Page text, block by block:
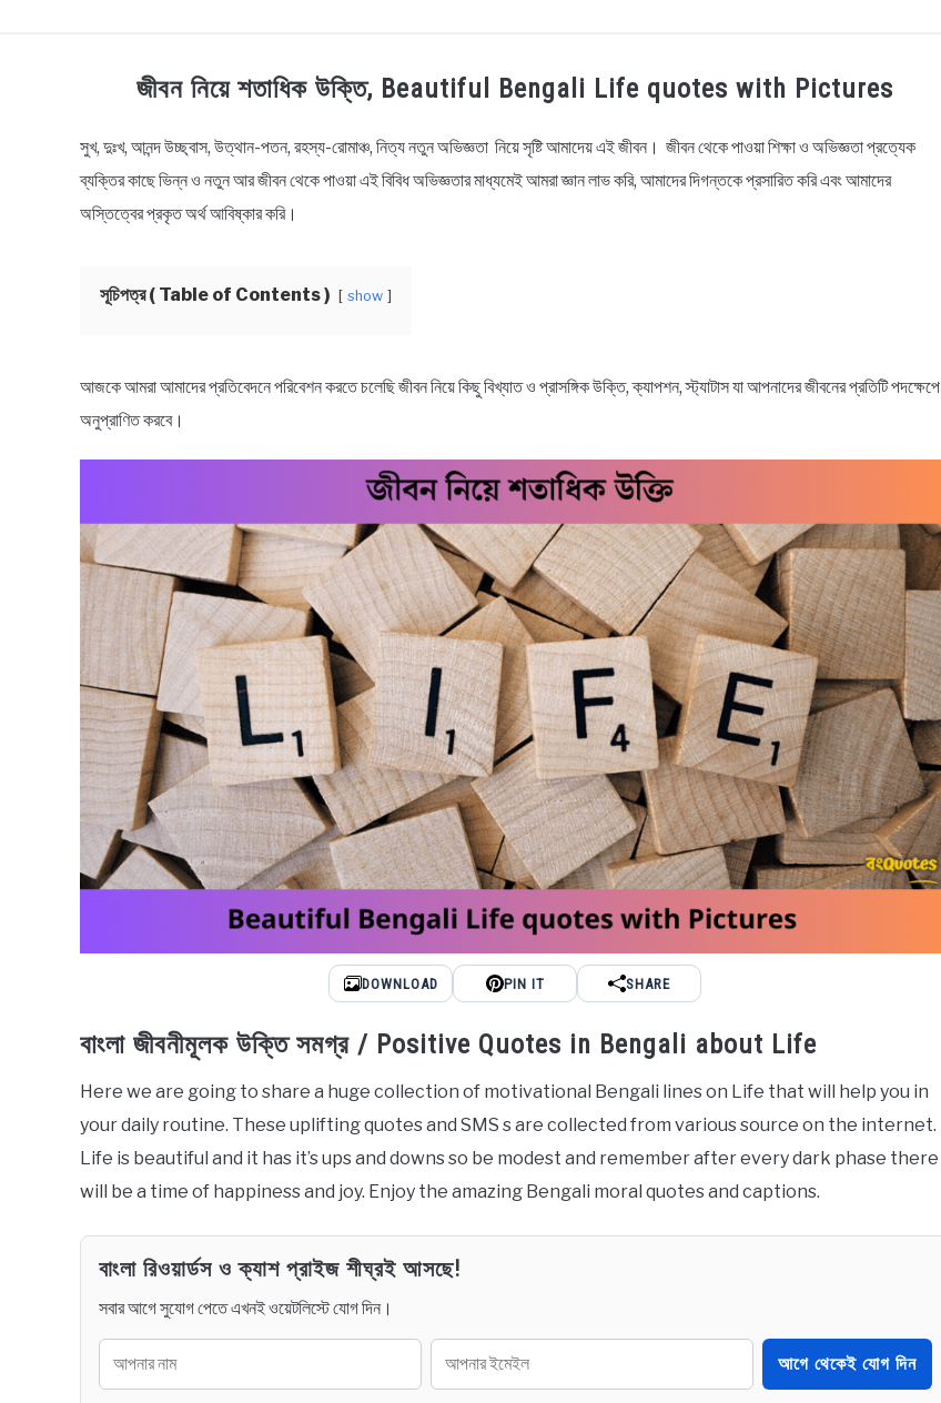
TECHNOLOGY HEALTH & LIFESTYLE BIOGRAPHY EDUCATIONAL BENGALI WISHES
BENGALI NAMES BENGALI STORIES
জীবন নিয়ে শতাধিক উক্তি, Beautiful Bengali Life quotes with Pictures
in
Bengali
Quotes
Quotes
সুখ, দুঃখ, আনন্দ উচ্ছ্বাস, উত্থান-পতন, রহস্য-রোমাঞ্চ, নিত্য নতুন অভিজ্ঞতা নিয়ে সৃষ্টি আমাদেয় এই জীবন। জীবন থেকে পাওয়া শিক্ষা ও অভিজ্ঞতা প্রত্যেক
ব্যক্তির কাছে ভিন্ন ও নতুন আর জীবন থেকে পাওয়া এই বিবিধ অভিজ্ঞতার মাধ্যমেই আমরা জ্ঞান লাভ করি, আমাদের দিগন্তকে প্রসারিত করি এবং আমাদের
অস্তিত্বের প্রকৃত অর্থ আবিষ্কার করি।
সূচিপত্র ( Table of Contents ) show
আজকে আমরা আমাদের প্রতিবেদনে পরিবেশন করতে চলেছি জীবন নিয়ে কিছু বিখ্যাত ও প্রাসঙ্গিক উক্তি, ক্যাপশন, স্ট্যাটাস যা আপনাদের জীবনের প্রতিটি পদক্ষেপে
অনুপ্রাণিত করবে।
DOWNLOAD PIN IT SHARE
বাংলা জীবনীমূলক উক্তি সমগ্র / Positive Quotes in Bengali about Life
Here we are going to share a huge collection of motivational Bengali lines on Life that will help you in
your daily routine. These uplifting quotes and SMS s are collected from various source on the internet.
Life is beautiful and it has it’s ups and downs so be modest and remember after every dark phase there
will be a time of happiness and joy. Enjoy the amazing Bengali moral quotes and captions.
বাংলা রিওয়ার্ডস ও ক্যাশ প্রাইজ শীঘ্রই আসছে!
সবার আগে সুযোগ পেতে এখনই ওয়েটলিস্টে যোগ দিন।
আগে থেকেই যোগ দিন